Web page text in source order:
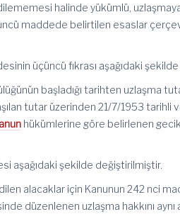
halinde yükümlü,
maddede belirtilen esaslar
üçüncü fıkrası aşağıdaki
başladığı tarihten uzlaşma
tutar üzerinden 21/7/1953 tarihli
hükümlerine göre belirlenen
aşağıdaki şekilde değiştirilmiştir.
alacaklar için Kanunun 242 nci
düzenlenen uzlaşma hakkını aynı